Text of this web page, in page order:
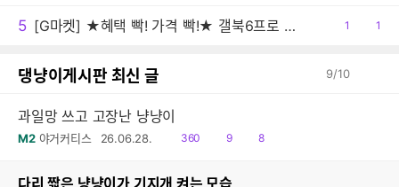
5 [G마켓] ★혜택 빡! 가격 빡!★ 갤북6프로 빡세일 행사예고 (308만/무료배송)
공1
댓1
댕냥이게시판 최신 글 9/10
과일망 쓰고 고장난 냥냥이
M2 야거커티스 26.06.28.
읽
360
공
9
댓
8